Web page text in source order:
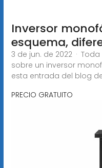
Inversor
esquema,
3 de jun. de 2022 ·
sobre un inversor
esta entrada del blog
PRECIO GRATUITO